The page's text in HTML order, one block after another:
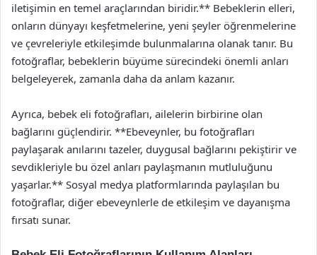
iletişimin en temel araçlarından biridir.** Bebeklerin elleri,
onların dünyayı keşfetmelerine, yeni şeyler öğrenmelerine
ve çevreleriyle etkileşimde bulunmalarına olanak tanır. Bu
fotoğraflar, bebeklerin büyüme sürecindeki önemli anları
belgeleyerek, zamanla daha da anlam kazanır.
Ayrıca, bebek eli fotoğrafları, ailelerin birbirine olan
bağlarını güçlendirir. **Ebeveynler, bu fotoğrafları
paylaşarak anılarını tazeler, duygusal bağlarını pekiştirir ve
sevdikleriyle bu özel anları paylaşmanın mutluluğunu
yaşarlar.** Sosyal medya platformlarında paylaşılan bu
fotoğraflar, diğer ebeveynlerle de etkileşim ve dayanışma
fırsatı sunar.